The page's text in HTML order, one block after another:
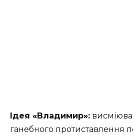
Ідея «Владимир»:
ганебного протиставлення